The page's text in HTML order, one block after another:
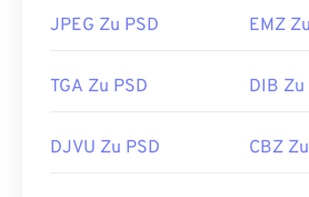
komprimieren kann. Meistens
Format (verlustfreie
JPEG Zu PSD EMZ
TGA Zu PSD DIB Zu
DJVU Zu PSD CBZ